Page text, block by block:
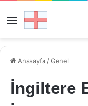
Menü
Anasayfa /Genel
İngiltere